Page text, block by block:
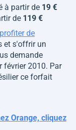
à partir de 19 €
de 119 €
de
et s'offrir un
demande
février 2010. Par
ce forfait
Orange, cliquez